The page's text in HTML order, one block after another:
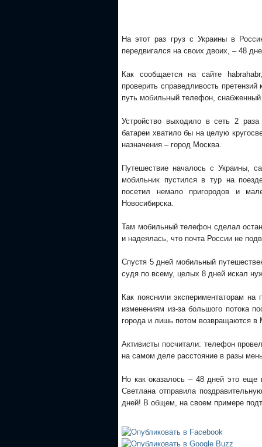
На этот раз груз с Украины в
передвигался на своих двоих, – 48
Как сообщается на сайте
проверить справедливость
путь мобильный телефон,
Устройство выходило в сеть 2
батареи хватило бы на целую
назначения – город Москва.
Путешествие началось с Украины,
мобильник пустился в тур на
посетил немало пригородов и
Новосибирска.
Там мобильный телефон сделал
и надеялась, что почта России не
Спустя 5 дней мобильный
судя по всему, целых 8 дней искал
Как пояснили экспериментаторам
изменениям из-за большого потока
города и лишь потом возвращаются в
Активисты посчитали: телефон
на самом деле расстояние в разы
Но как оказалось – 48 дней это
Светлана отправила
дней! В общем, на своем примере